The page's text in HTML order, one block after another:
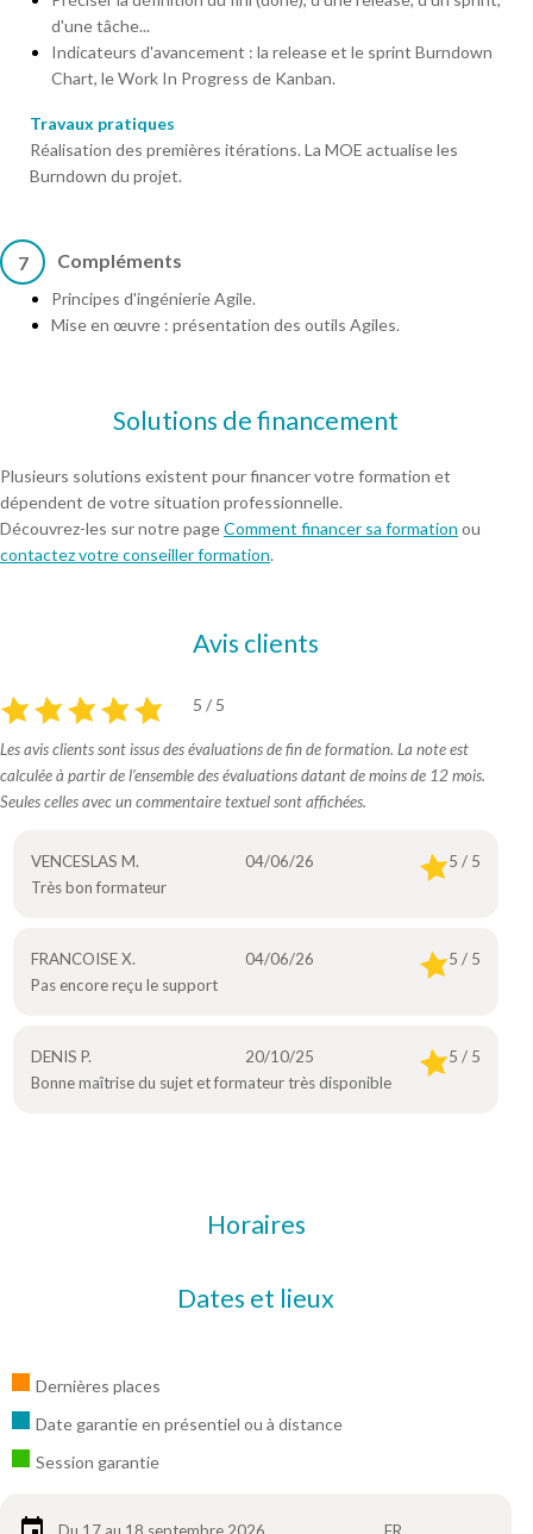
d'une tâche...
Indicateurs d'avancement : la release et le sprint Burndown
Chart, le Work In Progress de Kanban.
Travaux pratiques
Réalisation des premières itérations. La MOE actualise les
Burndown du projet.
7 Compléments
Principes d'ingénierie Agile.
Mise en œuvre : présentation des outils Agiles.
Solutions de financement
Plusieurs solutions existent pour financer votre formation et
dépendent de votre situation professionnelle.
Découvrez-les sur notre pageComment financer sa formation ou
contactez votre conseiller formation.
Avis clients
5 / 5
Les avis clients sont issus des évaluations de fin de formation. La note est
calculée à partir de l’ensemble des évaluations datant de moins de 12 mois.
Seules celles avec un commentaire textuel sont affichées.
VENCESLAS M. 04/06/26
5 / 5
Très bon formateur
FRANCOISE X. 04/06/26
5 / 5
Pas encore reçu le support
DENIS P. 20/10/25
5 / 5
Bonne maîtrise du sujet et formateur très disponible
Horaires
Dates et lieux
Dernières places
Date garantie en présentiel ou à distance
Session garantie